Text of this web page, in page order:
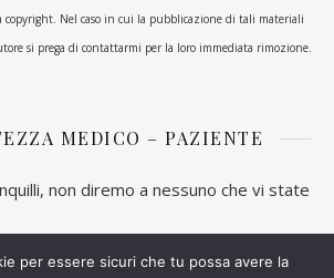
copyright. Nel caso in cui la pubblicazione di tali materiali
si prega di contattarmi per la loro immediata rimozione.
MEDICO – PAZIENTE
non diremo a nessuno che vi state
per essere sicuri che tu possa avere la